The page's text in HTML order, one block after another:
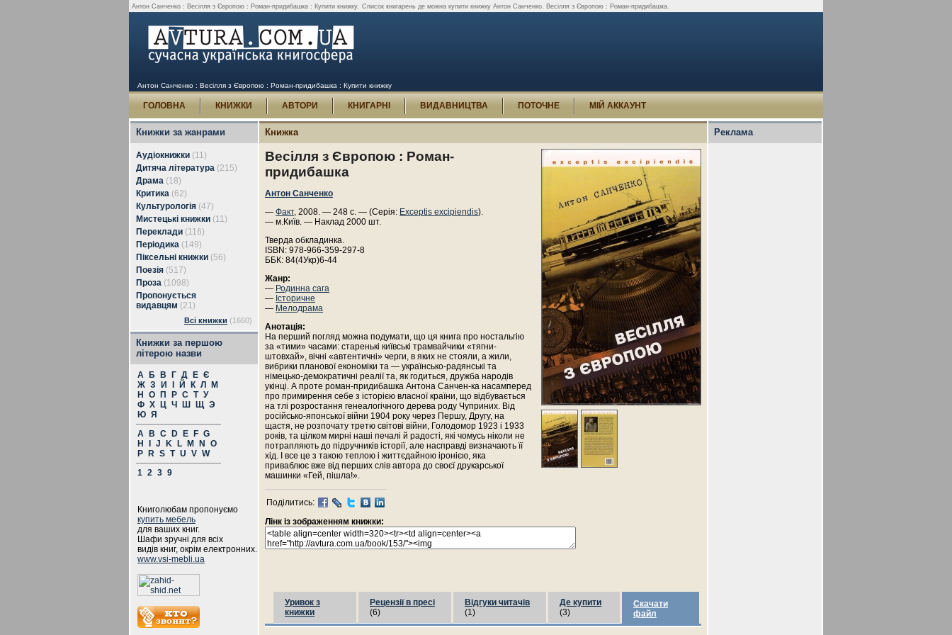
Антон Санченко : Весілля з Європою : Роман-придибашка : Купити книжку. Список книгарень де можна купити книжку Антон Санченко. Весілля з Європою : Роман-придибашка.
Антон Санченко : Весілля з Європою : Роман-придибашка : Купити книжку
ГОЛОВНА КНИЖКИ АВТОРИ КНИГАРНІ ВИДАВНИЦТВА ПОТОЧНЕ МІЙ АККАУНТ
Книжки за жанрами
Аудіокнижки (11)
Дитяча література (215)
Драма (18)
Критика (62)
Культурологія (47)
Мистецькі книжки (11)
Переклади (116)
Періодика (149)
Піксельні книжки (56)
Поезія (517)
Проза (1098)
Пропонується
видавцям (21)
Всі книжки (1660)
Книжки за першою
літерою назви
А Б В Г Д Е Є
Ж З И Й К Л
М
Н
О П Р С Т У
Ф Х Ц Ч Ш Щ Э
Ю Я
A
B C D E F G
H
J K L M N
O
P
R S T U V W
1 2 3 9
Книголюбам пропонуємо
купить мебель
для ваших книг.
Шафи зручні для всіх
видів книг, окрім електронних.
www.vsi-mebli.ua
Книжка
Весілля з Європою : Роман-
придибашка
Антон Санченко
— Факт, 2008. — 248 с. — (Серія: Exceptis excipiendis).
— м.Київ. — Наклад 2000 шт.
Тверда обкладинка.
ISBN: 978-966-359-297-8
ББК: 84(4Укр)6-44
Жанр:
— Родинна сага
— Історичне
— Мелодрама
Анотація:
На перший погляд можна подумати, що ця книга про ностальгію
за «тими» часами: старенькі київські трамвайчики «тягни-
штовхай», вічні «автентичні» черги, в яких не стояли, а жили,
вибрики планової економіки та — українсько-радянські та
німецько-демократичні реалії та, як годиться, дружба народів
укінці. А проте роман-придибашка Антона Санчен-ка насамперед
про примирення себе з історією власної країни, що відбувається
на тлі розростання генеалогічного дерева роду Чуприних. Від
російсько-японської війни 1904 року через Першу, Другу, на
щастя, не розпочату третю світові війни, Голодомор 1923 і 1933
років, та цілком мирні наші печалі й радості, які чомусь ніколи не
потрапляють до підручників історії, але насправді визначають її
хід. І все це з такою теплою і життєдайною іронією, яка
приваблює вже від перших слів автора до своєї друкарської
машинки «Гей, пішла!».
Поділитись:
Лінк із зображенням книжки:
Уривок з
книжки
Рецензії в пресі
(6)
Відгуки читачів
(1)
Де купити
(3)
Скачати
файл
Реклама